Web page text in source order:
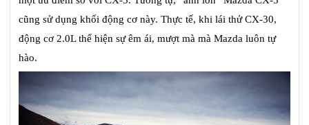
cũng sử dụng khối động cơ này. Thực tế, khi lái thử CX-30,
động cơ 2.0L thể hiện sự êm ái, mượt mà mà Mazda luôn tự
hào.